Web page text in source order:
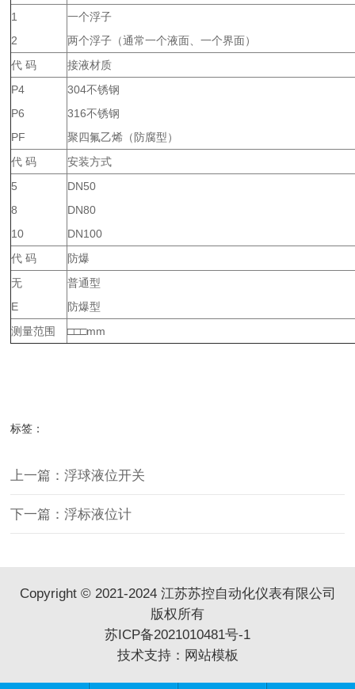
1
2
一个浮子
两个浮子（通常一个液面、一个界面）
代 码
接液材质
P4
P6
PF
304不锈钢
316不锈钢
聚四氟乙烯（防腐型）
代 码
安装方式
5
8
10
DN50
DN80
DN100
代 码
防爆
无
E
普通型
防爆型
测量范围
□□□mm
标签：
上一篇：浮球液位开关
下一篇：浮标液位计
Copyright © 2021-2024 江苏苏控自动化仪表有限公司
版权所有
苏ICP备2021010481号-1
技术支持： 网站模板